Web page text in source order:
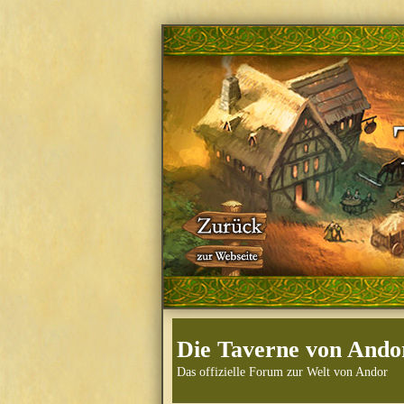
Die Taverne von
Das offizielle Forum zur Welt von Andor